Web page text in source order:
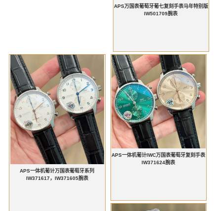
APS万国表葡萄牙葡七复刻手表马年特别版
IW501709腕表
APS一体机葡计万国表葡萄牙系列
IW371617，IW371605腕表
APS一体机葡计IWC万国表葡萄牙复刻手表
IW371624腕表